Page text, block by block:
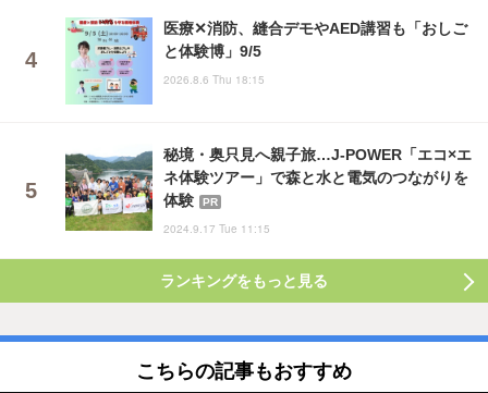
医療✕消防、縫合デモやAED講習も「おしご
と体験博」9/5
2026.8.6 Thu 18:15
秘境・奥只見へ親子旅…J-POWER「エコ×エ
ネ体験ツアー」で森と水と電気のつながりを
体験
PR
2024.9.17 Tue 11:15
ランキングをもっと見る
こちらの記事もおすすめ